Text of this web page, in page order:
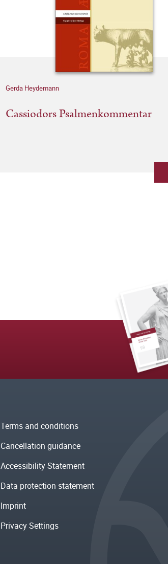
Gerda Heydemann
Cassiodors Psalmenkommentar
Terms and conditions
Cancellation guidance
Accessibility Statement
Data protection statement
Imprint
Privacy Settings